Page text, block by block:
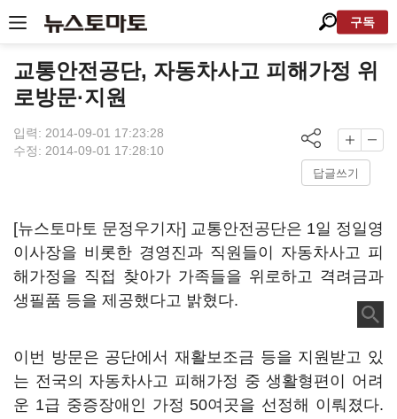
구독
교통안전공단, 자동차사고 피해가정 위
로방문·지원
입력: 2014-09-01 17:23:28
수정: 2014-09-01 17:28:10
답글쓰기
[뉴스토마토 문정우기자] 교통안전공단은 1일 정일영
이사장을 비롯한 경영진과 직원들이 자동차사고 피
해가정을 직접 찾아가 가족들을 위로하고 격려금과
생필품 등을 제공했다고 밝혔다.
이번 방문은 공단에서 재활보조금 등을 지원받고 있
는 전국의 자동차사고 피해가정 중 생활형편이 어려
운 1급 중증장애인 가정 50여곳을 선정해 이뤄졌다.